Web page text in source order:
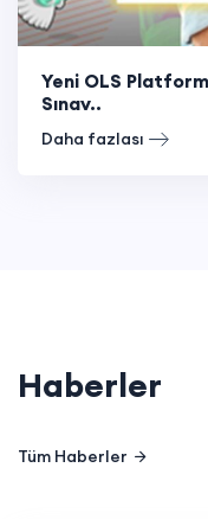
Yeni OLS
Sınav..
Daha fazlası
Haberler
Tüm Haberler